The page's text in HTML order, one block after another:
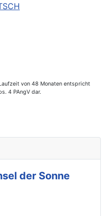
PUKY LR 1 Br
von 48 Monaten entspricht
4 PAngV dar.
der Sonne